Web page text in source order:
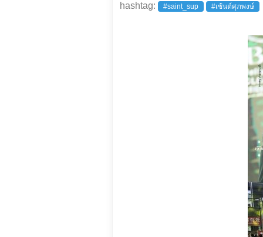
hashtag:
#saint_sup #เซ้นต์ศุภพงษ์